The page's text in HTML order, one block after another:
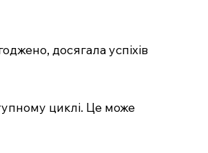
досягала успіхів
циклі. Це може